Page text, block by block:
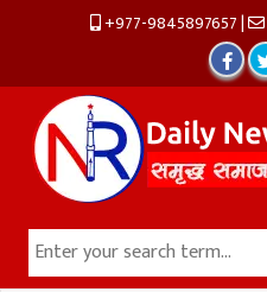
+977-9845897657|